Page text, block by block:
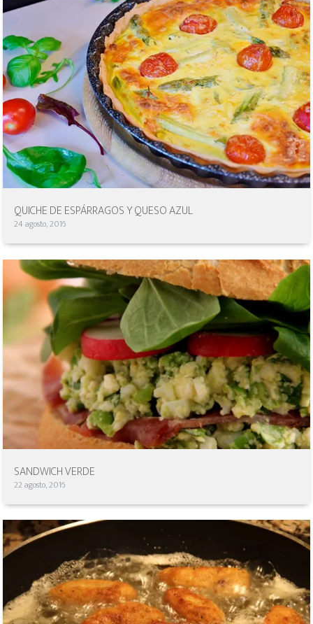
QUICHE DE ESPÁRRAGOS Y QUESO AZUL
24 agosto, 2016
SANDWICH VERDE
22 agosto, 2016